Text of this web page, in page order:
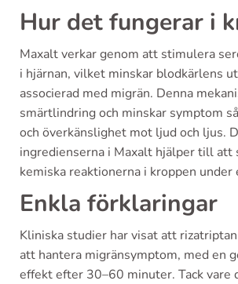
Hur det fungerar i
Maxalt verkar genom att stimulera
i hjärnan, vilket minskar blodkärlens
associerad med migrän. Denna
smärtlindring och minskar symptom
och överkänslighet mot ljud och ljus.
ingredienserna i Maxalt hjälper till att
kemiska reaktionerna i kroppen under
Enkla förklaringar
Kliniska studier har visat att
att hantera migränsymptom, med en
effekt efter 30–60 minuter. Tack vare